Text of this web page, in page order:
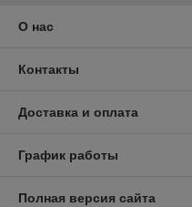
О нас
Контакты
Доставка и оплата
График работы
Полная версия сайта